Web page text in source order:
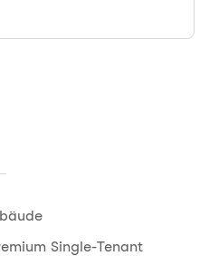
Single-Tenant